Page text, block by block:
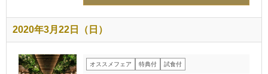
2020年3月22日（日）
オススメフェア 特典付 試食付